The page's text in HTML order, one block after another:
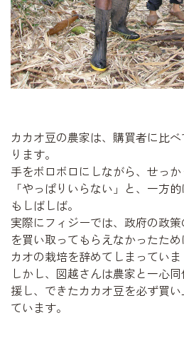
カカオ豆の農家は、購買者に比
ります。
手をボロボロにしながら、せっか
「やっぱりいらない」と、一方
もしばしば。
実際にフィジーでは、政府の政
を買い取ってもらえなかったた
カオの栽培を辞めてしまっていま
しかし、図越さんは農家と一心
援し、できたカカオ豆を必ず買
ています。